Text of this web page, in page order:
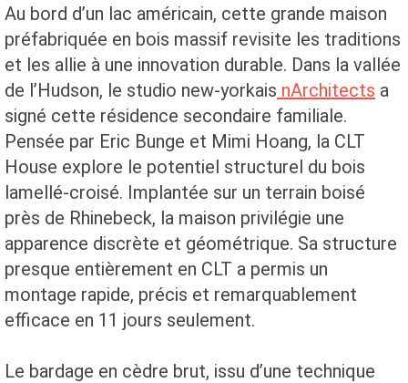
Au bord d’un lac américain, cette grande maison
préfabriquée en bois massif revisite les traditions
et les allie à une innovation durable. Dans la vallée
de l’Hudson, le studio new-yorkais nArchitects a
signé cette résidence secondaire familiale.
Pensée par Eric Bunge et Mimi Hoang, la CLT
House explore le potentiel structurel du bois
lamellé-croisé. Implantée sur un terrain boisé
près de Rhinebeck, la maison privilégie une
apparence discrète et géométrique. Sa structure
presque entièrement en CLT a permis un
montage rapide, précis et remarquablement
efficace en 11 jours seulement.
Le bardage en cèdre brut, issu d’une technique